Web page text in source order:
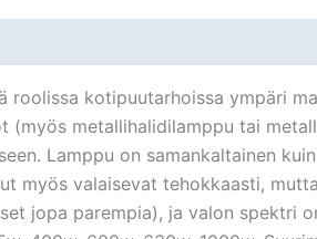
kotipuutarhoissa ympäri
metallihalidilamppu tai
Lamppu on samankaltainen
myös valaisevat tehokkaasti,
jopa parempia), ja valon